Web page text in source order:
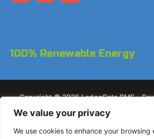
We value your privacy
We use cookies to enhance your browsing
100% Renewable Energy
Copyright © 2026 LodgeGate PMS –
+31 (0)85 760 4900